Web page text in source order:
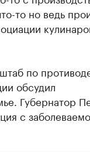
то но ведь
по
обсудил
Губернатор
с